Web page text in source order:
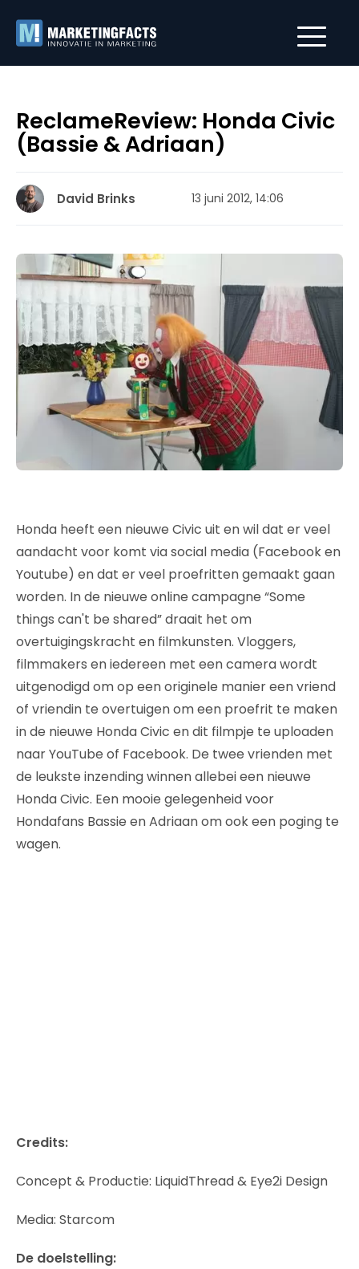
ReclameReview: Honda Civic
(Bassie & Adriaan)
David Brinks 13 juni 2012, 14:06
Honda heeft een nieuwe Civic uit en wil dat er veel
aandacht voor komt via social media (Facebook en
Youtube) en dat er veel proefritten gemaakt gaan
worden. In de nieuwe online campagne “Some
things can't be shared” draait het om
overtuigingskracht en filmkunsten. Vloggers,
filmmakers en iedereen met een camera wordt
uitgenodigd om op een originele manier een vriend
of vriendin te overtuigen om een proefrit te maken
in de nieuwe Honda Civic en dit filmpje te uploaden
naar YouTube of Facebook. De twee vrienden met
de leukste inzending winnen allebei een nieuwe
Honda Civic. Een mooie gelegenheid voor
Hondafans Bassie en Adriaan om ook een poging te
wagen.
Credits:
Concept & Productie: LiquidThread & Eye2i Design
Media: Starcom
De doelstelling: